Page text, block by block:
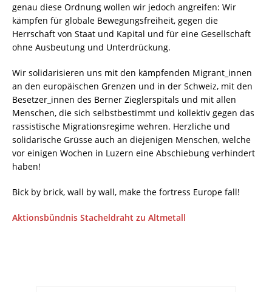
genau diese Ordnung wollen wir jedoch angreifen: Wir
kämpfen für globale Bewegungsfreiheit, gegen die
Herrschaft von Staat und Kapital und für eine Gesellschaft
ohne Ausbeutung und Unterdrückung.
Wir solidarisieren uns mit den kämpfenden Migrant_innen
an den europäischen Grenzen und in der Schweiz, mit den
Besetzer_innen des Berner Zieglerspitals und mit allen
Menschen, die sich selbstbestimmt und kollektiv gegen das
rassistische Migrationsregime wehren. Herzliche und
solidarische Grüsse auch an diejenigen Menschen, welche
vor einigen Wochen in Luzern eine Abschiebung verhindert
haben!
Bick by brick, wall by wall, make the fortress Europe fall!
Aktionsbündnis Stacheldraht zu Altmetall